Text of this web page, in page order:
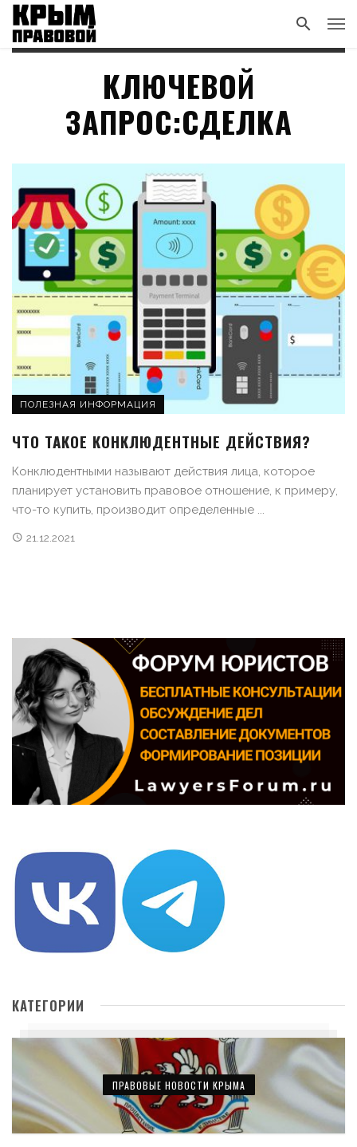
КЛЮЧЕВОЙ
ЗАПРОС:СДЕЛКА
ПОЛЕЗНАЯ ИНФОРМАЦИЯ
ЧТО ТАКОЕ КОНКЛЮДЕНТНЫЕ ДЕЙСТВИЯ?
Конклюдентными называют действия лица, которое
планирует установить правовое отношение, к примеру,
что-то купить, производит определенные ...
21.12.2021
КАТЕГОРИИ
ПРАВОВЫЕ НОВОСТИ КРЫМА